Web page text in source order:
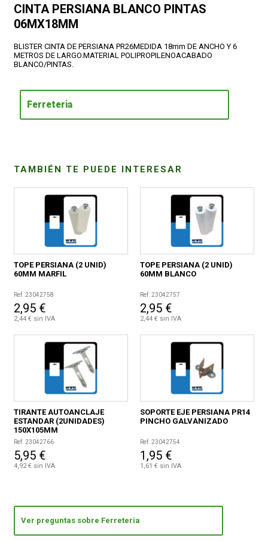
CINTA PERSIANA BLANCO PINTAS
06MX18MM
BLISTER CINTA DE PERSIANA PR26MEDIDA 18mm DE ANCHO Y 6
METROS DE LARGO.MATERIAL POLIPROPILENOACABADO
BLANCO/PINTAS.
Ferreteria
TAMBIÉN TE PUEDE INTERESAR
TOPE PERSIANA (2 UNID)
60MM MARFIL
Ref. 23042758
2,95 €
2,44 € sin IVA
TOPE PERSIANA (2 UNID)
60MM BLANCO
Ref. 23042757
2,95 €
2,44 € sin IVA
TIRANTE AUTOANCLAJE
ESTANDAR (2UNIDADES)
150X105MM
Ref. 23042766
5,95 €
4,92 € sin IVA
SOPORTE EJE PERSIANA PR14
PINCHO GALVANIZADO
Ref. 23042754
1,95 €
1,61 € sin IVA
Ver preguntas sobre Ferreteria
FORMAS DE PAGO
CONDICIONES